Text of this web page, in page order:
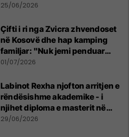
25/06/2026
Çifti i ri nga Zvicra zhvendoset
në Kosovë dhe hap kamping
familjar: "Nuk jemi penduar
asnjë ditë"
01/07/2026
Labinot Rexha njofton arritjen e
rëndësishme akademike - i
njihet diploma e masterit në
Psikologji në Zvicër
29/06/2026